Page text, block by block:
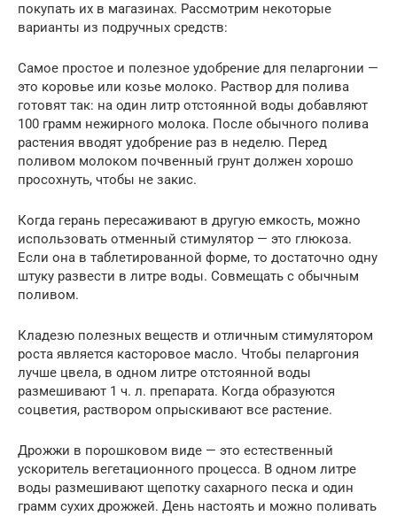
покупать их в магазинах. Рассмотрим некоторые
варианты из подручных средств:
Самое простое и полезное удобрение для пеларгонии —
это коровье или козье молоко. Раствор для полива
готовят так: на один литр отстоянной воды добавляют
100 грамм нежирного молока. После обычного полива
растения вводят удобрение раз в неделю. Перед
поливом молоком почвенный грунт должен хорошо
просохнуть, чтобы не закис.
Когда герань пересаживают в другую емкость, можно
использовать отменный стимулятор — это глюкоза.
Если она в таблетированной форме, то достаточно одну
штуку развести в литре воды. Совмещать с обычным
поливом.
Кладезю полезных веществ и отличным стимулятором
роста является касторовое масло. Чтобы пеларгония
лучше цвела, в одном литре отстоянной воды
размешивают 1 ч. л. препарата. Когда образуются
соцветия, раствором опрыскивают все растение.
Дрожжи в порошковом виде — это естественный
ускоритель вегетационного процесса. В одном литре
воды размешивают щепотку сахарного песка и один
грамм сухих дрожжей. День настоять и можно поливать